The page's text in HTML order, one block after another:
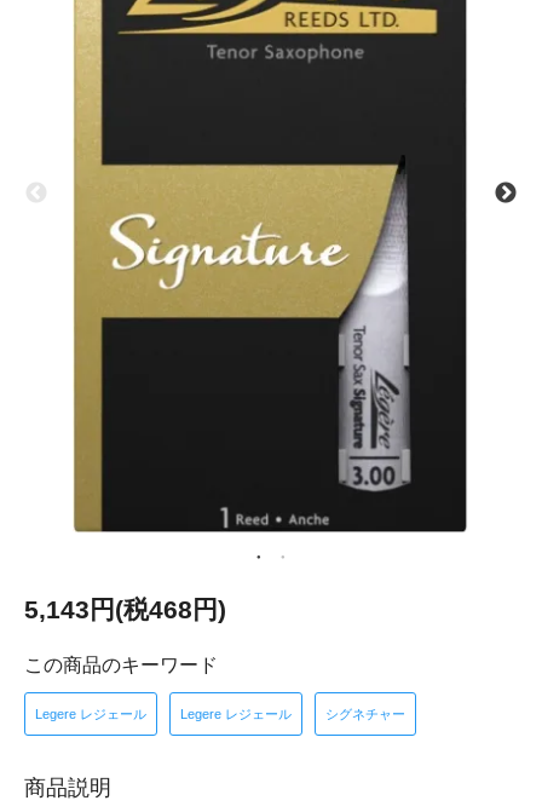
5,143円(税468円)
この商品のキーワード
Legere レジェール Legere レジェール シグネチャー
商品説明